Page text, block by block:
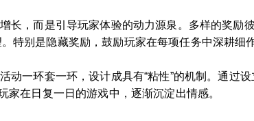
长，而是引导玩家体验的动力源泉。多样的奖励
特别是隐藏奖励，鼓励玩家在每项任务中深耕细
一环套一环，设计成具有“粘性”的机制。通过设
家在日复一日的游戏中，逐渐沉淀出情感。